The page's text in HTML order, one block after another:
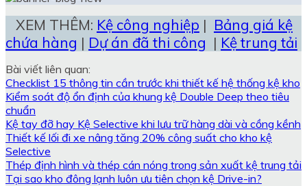
XEM THÊM: Kệ công nghiệp | Bảng giá kệ
chứa hàng | Dự án đã thi công | Kệ trung tải
Bài viết liên quan:
Checklist 15 thông tin cần trước khi thiết kế hệ thống kệ kho
Kiểm soát độ ổn định của khung kệ Double Deep theo tiêu
chuẩn
Kệ tay đỡ hay Kệ Selective khi lưu trữ hàng dài và cồng kềnh
Thiết kế lối đi xe nâng tăng 20% công suất cho kho kệ
Selective
Thép định hình và thép cán nóng trong sản xuất kệ trung tải
Tại sao kho đông lạnh luôn ưu tiên chọn kệ Drive-in?